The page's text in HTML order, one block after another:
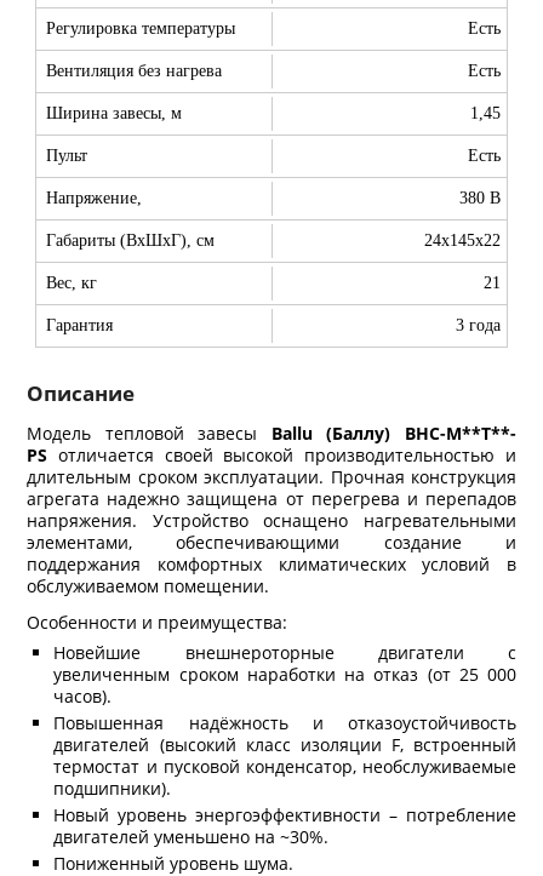
Регулировка температуры Есть
Вентиляция без нагрева Есть
Ширина завесы, м 1,45
Пульт Есть
Напряжение, 380 В
Габариты (ВхШхГ), см 24x145x22
Вес, кг 21
Гарантия 3 года
Описание
Модель тепловой завесы Ballu(Баллу) BHC-M**T**-
PS отличается своей высокой производительностью и
длительным сроком эксплуатации. Прочная конструкция
агрегата надежно защищена от перегрева и перепадов
напряжения. Устройство оснащено нагревательными
элементами, обеспечивающими создание и
поддержания комфортных климатических условий в
обслуживаемом помещении.
Особенности и преимущества:
Новейшие внешнероторные двигатели с
увеличенным сроком наработки на отказ (от 25 000
часов).
Повышенная надёжность и отказоустойчивость
двигателей (высокий класс изоляции F, встроенный
термостат и пусковой конденсатор, необслуживаемые
подшипники).
Новый уровень энергоэффективности – потребление
двигателей уменьшено на ~30%.
Пониженный уровень шума.